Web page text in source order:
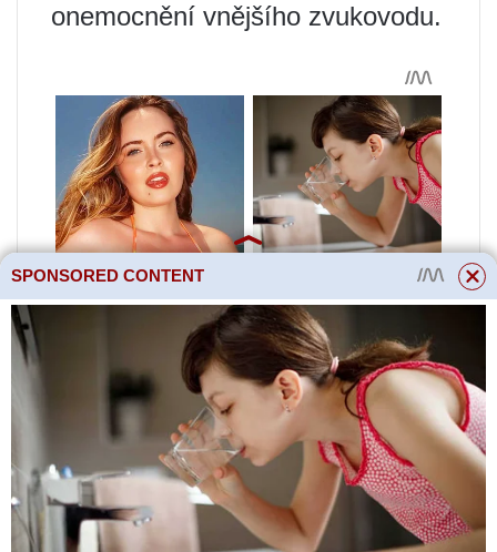
onemocnění vnějšího zvukovodu.
SPONSORED CONTENT